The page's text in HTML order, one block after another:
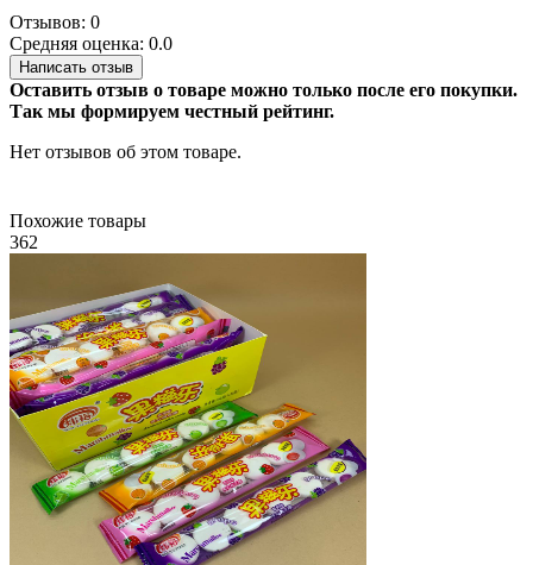
Отзывов: 0
Средняя оценка: 0.0
Написать отзыв
Оставить отзыв о товаре можно только после его покупки.
Так мы формируем честный рейтинг.
Нет отзывов об этом товаре.
Похожие товары
362